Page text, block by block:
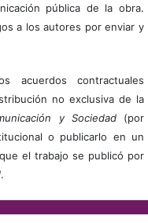
pública de la obra.
a los autores por enviar y
acuerdos contractuales
no exclusiva de la
y Sociedad(por
o publicarlo en un
el trabajo se publicó por
.